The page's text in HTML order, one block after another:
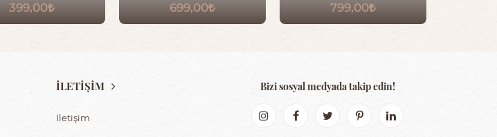
399,00 699,00 799,00
İLETİŞİM
İletişim
Bizi sosyal medyada takip edin!